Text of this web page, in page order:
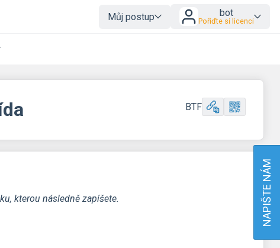
Můj postup bot
Pořiďte si licenci
BTF
kterou následně zapíšete. NAPIŠTE NÁM